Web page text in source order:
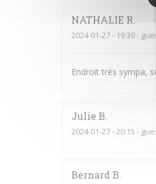
NATHALIE R
2024-01-27- 19:30 -
Endroit très sympa,
Julie B
2024-01-27- 20:15 -
Bernard B